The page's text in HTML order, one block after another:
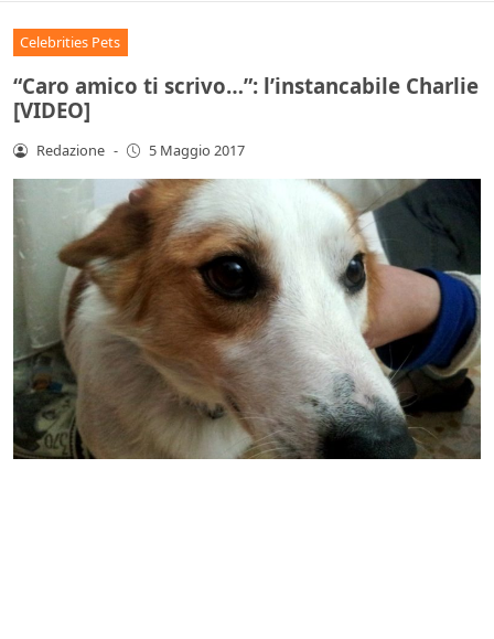
Celebrities Pets
“Caro amico ti scrivo…”: l’instancabile Charlie
[VIDEO]
Redazione - 5 Maggio 2017